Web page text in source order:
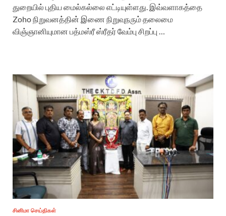
துறையில் புதிய மைல்கல்லை எட்டியுள்ளது. இவ்வளாகத்தை
Zoho நிறுவனத்தின் இணை நிறுவுநரும் தலைமை
விஞ்ஞானியுமான பத்மஸ்ரீ ஸ்ரீதர் வேம்பு சிறப்பு …
சினிமா செய்திகள்